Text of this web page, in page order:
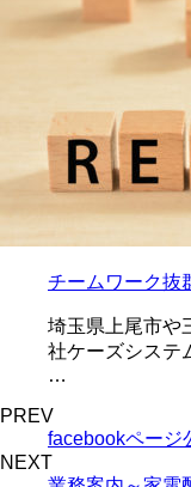
チームワーク抜
埼玉県上尾市や
社ケーズシステ
…
PREV
facebookページ
NEXT